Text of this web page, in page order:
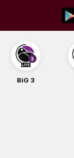
content
BiG 3